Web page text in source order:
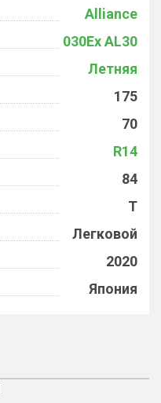
Alliance
030Ex AL30
Летняя
175
70
R14
84
T
Легковой
2020
Япония